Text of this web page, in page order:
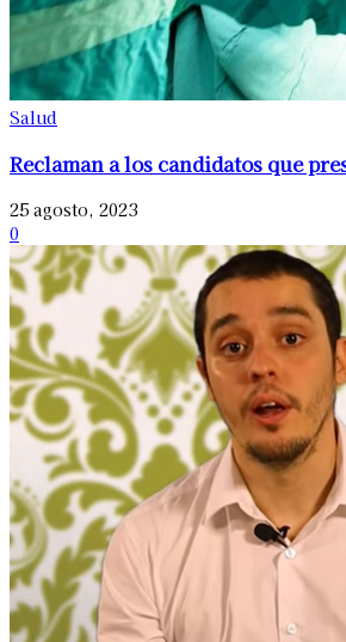
Salud
Reclaman a los candidatos que
25 agosto, 2023
0